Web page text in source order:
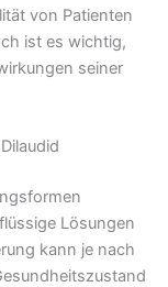
von Patienten
ist es wichtig,
seiner
Lösungen
kann je nach